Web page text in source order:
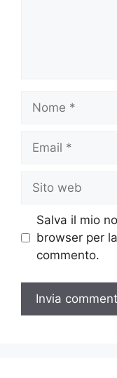
Nome
Email
Sito
web
Salva il mio
browser per
commento.